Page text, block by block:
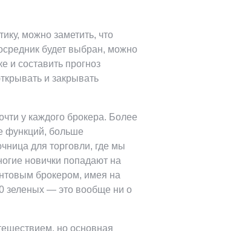
можно заметить, что
будет выбран, можно
и составить прогноз
и закрывать
у каждого брокера. Более
функций, больше
для торговли, где мы
новички попадают на
брокером, имея на
зеленых — это вообще ни о
но основная